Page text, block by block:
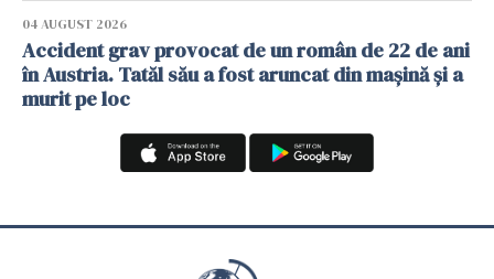
04 AUGUST 2026
Accident grav provocat de un român de 22 de ani
în Austria. Tatăl său a fost aruncat din mașină și a
murit pe loc